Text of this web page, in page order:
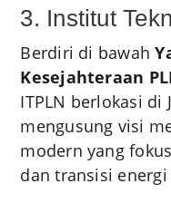
3. Institut
Berdiri di bawah
Kesejahteraan
ITPLN berlokasi di
mengusung visi
modern yang
dan transisi